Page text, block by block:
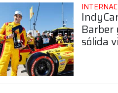
Barber
sólida